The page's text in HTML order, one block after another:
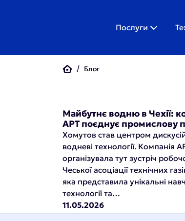
Послуги
Блог
Майбутнє водню в Чехії:
APT поєднує промислову
професійною освітою в
Хомутова
Хомутов став центром
водневі технології. Компанія
організувала тут зустріч
Чеської асоціації технічних
яка представила унікальні
технології та…
11.05.2026